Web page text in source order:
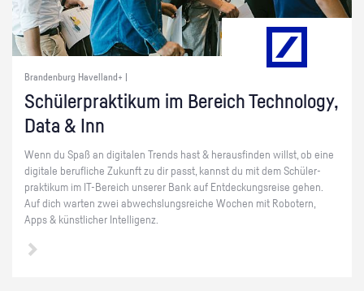
Brandenburg Havelland+ |
Schü­ler­prak­ti­kum im Be­reich Tech­no­lo­gy,
Data & Inn
Wenn du Spaß an di­gi­ta­len Trends hast & her­aus­fin­den willst, ob eine
di­gi­ta­le be­ruf­li­che Zu­kunft zu dir passt, kannst du mit dem Schü­ler­
prak­ti­kum im IT-Be­reich un­se­rer Bank auf Ent­de­ckungs­rei­se gehen.
Auf dich war­ten zwei ab­wechs­lungs­rei­che Wo­chen mit Ro­bo­tern,
Apps & künst­li­cher In­tel­li­genz.